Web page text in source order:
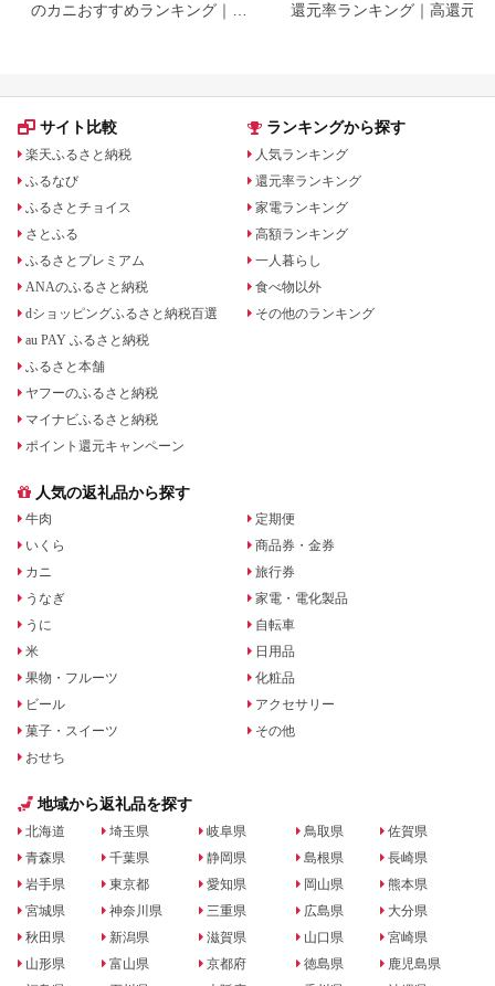
のカニおすすめランキング｜還
還元率ランキング｜高還元率
サイト比較
楽天ふるさと納税
ふるなび
ふるさとチョイス
さとふる
ふるさとプレミアム
ANAのふるさと納税
dショッピングふるさと納税百選
au PAY ふるさと納税
ふるさと本舗
ヤフーのふるさと納税
マイナビふるさと納税
ポイント還元キャンペーン
ランキングから探す
人気ランキング
還元率ランキング
家電ランキング
高額ランキング
一人暮らし
食べ物以外
その他のランキング
人気の返礼品から探す
牛肉
いくら
カニ
うなぎ
うに
米
果物・フルーツ
ビール
菓子・スイーツ
おせち
定期便
商品券・金券
旅行券
家電・電化製品
自転車
日用品
化粧品
アクセサリー
その他
地域から返礼品を探す
北海道
青森県
岩手県
宮城県
秋田県
山形県
埼玉県
千葉県
東京都
神奈川県
新潟県
富山県
岐阜県
静岡県
愛知県
三重県
滋賀県
京都府
鳥取県
島根県
岡山県
広島県
山口県
徳島県
佐賀県
長崎県
熊本県
大分県
宮崎県
鹿児島県